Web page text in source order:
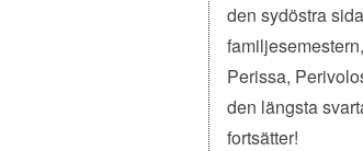
den sydöstra
Perissa,
den längsta
fortsätter!